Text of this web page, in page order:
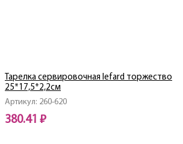
Артикул: 260-620
Тарелка сервировочная lefard торжество
25*17,5*2,2см
380.41 ₽